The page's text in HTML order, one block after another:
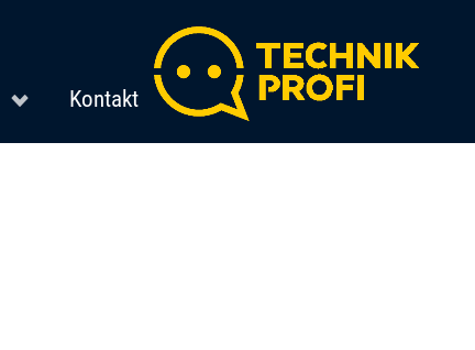
Kontakt